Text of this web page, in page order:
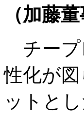
（加藤
チープ
性化が
ットと